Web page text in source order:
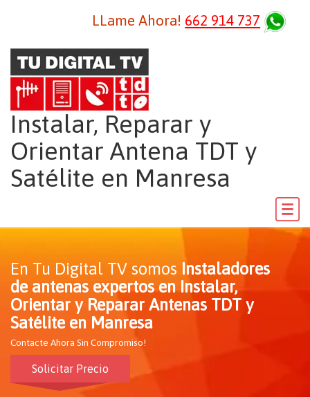
LLame Ahora! 662 914 737
Instalar, Reparar y
Orientar Antena TDT y
Satélite en Manresa
En Tu Digital TV somos Instaladores
de antenas expertos en Instalar,
Orientar y Reparar Antenas TDT y
Satélite en Manresa
Contacte Ahora Sin Compromiso!
Solicitar Precio